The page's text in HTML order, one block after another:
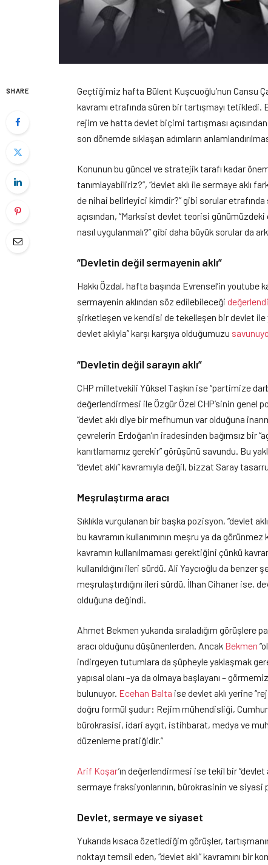
SHARE Geçtiğimiz hafta Bülent Kuşcuoğlu’nun Cansu
kavramı etrafında süren bir tartışmayı
rejim ve hatta devlet biçimi tartışması
son dönemde sıklaşan adımların
Konunun bu güncel ve stratejik tarafı kadar
tanımlayabiliriz?”, “devlet aklı ile sermaye aklı
de nihai belirleyici kimdir?” gibi sorular
açısından, “Marksist devlet teorisi
nasıl uygulanmalı?” gibi daha büyük sorular da
“Devletin değil sermayenin aklı”
Hakkı Özdal, hafta başında Evrensel’in youtube
sermayenin aklından söz edilebileceği
şirketleşen ve kendisi de tekelleşen bir devlet
devlet aklıyla” karşı karşıya olduğumuzu
“Devletin değil sarayın aklı”
CHP milletvekili Yüksel Taşkın ise “partimize
değerlendirmesi ile Özgür Özel CHP’sinin genel
“devlet aklı diye bir mefhumun var olduğuna
çevrelerin Erdoğan’ın iradesinden bağımsız bir
kanıtlamamız gerekir” görüşünü savundu. Bu
“devlet aklı” kavramıyla değil, bizzat Saray
Meşrulaştırma aracı
Sıklıkla vurgulanan bir başka pozisyon, “devlet
bu kavramın kullanımının meşru ya da
kavramın kullanılmaması gerektiğini çünkü
kullanıldığını ileri sürdü. Ali Yaycıoğlu da
meşrulaştırdığını ileri sürdü. İlhan Cihaner ise,
olduğuna değindi.
Ahmet Bekmen yukarıda sıraladığım görüşlere
aracı olduğunu düşünenlerden. Ancak Bekmen
indirgeyen tutumlara da şüpheyle yaklaşmak
yapısal olanı –ya da olmaya başlayanı –
bulunuyor. Ecehan Balta ise devlet aklı yerine
doğru formül şudur: Rejim mühendisliği,
bürokrasisi, idari aygıt, istihbarat, medya ve
düzenleme pratiğidir.”
Arif Koşar’ın değerlendirmesi ise tekil bir “devlet
sermaye fraksiyonlarının, bürokrasinin ve siyasi
Devlet, sermaye ve siyaset
Yukarıda kısaca özetlediğim görüşler,
noktayı temsil eden, “devlet aklı” kavramını bir